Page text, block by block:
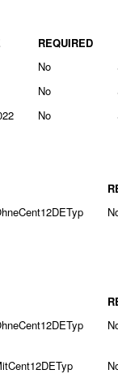
REQUIRED
No
No
No